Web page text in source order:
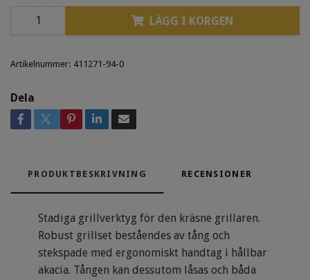
LÄGG I KORGEN
Artikelnummer: 411271-94-0
Dela
PRODUKTBESKRIVNING RECENSIONER
Stadiga grillverktyg för den kräsne grillaren.
Robust grillset beståendes av tång och
stekspade med ergonomiskt handtag i hållbar
akacia. Tången kan dessutom låsas och båda